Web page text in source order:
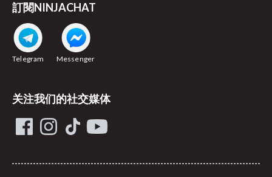
訂閱NINJACHAT
Telegram Messenger
关注我们的社交媒体